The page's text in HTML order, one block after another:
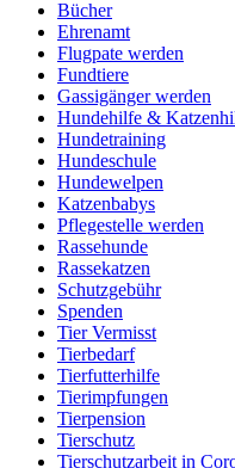
Bücher
Ehrenamt
Flugpate werden
Fundtiere
Gassigänger werden
Hundehilfe &
Hundetraining
Hundeschule
Hundewelpen
Katzenbabys
Pflegestelle werden
Rassehunde
Rassekatzen
Schutzgebühr
Spenden
Tier Vermisst
Tierbedarf
Tierfutterhilfe
Tierimpfungen
Tierpension
Tierschutz
Tierschutzarbeit in